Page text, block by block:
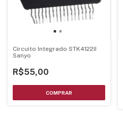
Circuito Integrado STK4122II
Sanyo
R$55,00